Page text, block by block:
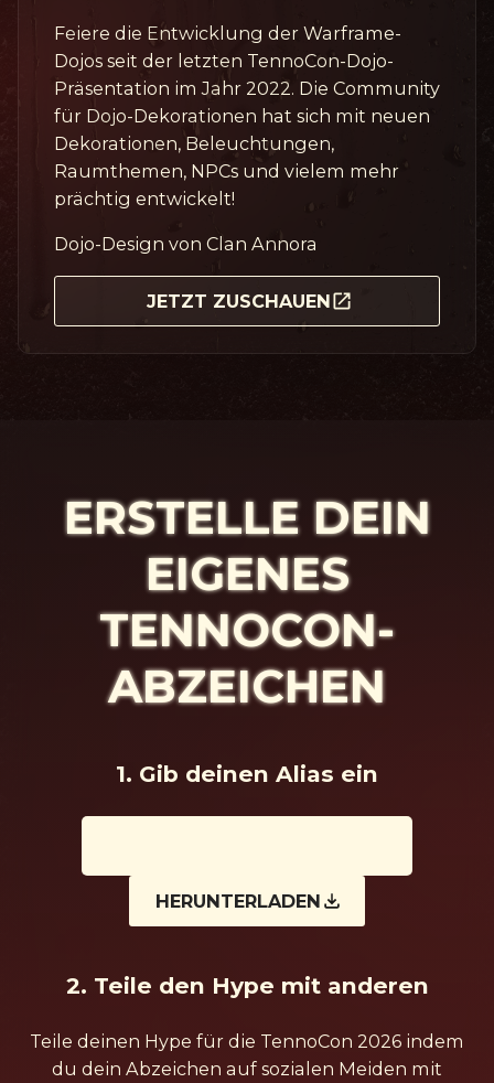
Feiere die Entwicklung der Warframe-
Dojos seit der letzten TennoCon-Dojo-
Präsentation im Jahr 2022. Die Community
für Dojo-Dekorationen hat sich mit neuen
Dekorationen, Beleuchtungen,
Raumthemen, NPCs und vielem mehr
prächtig entwickelt!
Dojo-Design von Clan Annora
JETZT ZUSCHAUEN
ERSTELLE DEIN
EIGENES
TENNOCON-
ABZEICHEN
1. Gib deinen Alias ein
HERUNTERLADEN
2. Teile den Hype mit anderen
Teile deinen Hype für die TennoCon 2026 indem
du dein Abzeichen auf sozialen Meiden mit